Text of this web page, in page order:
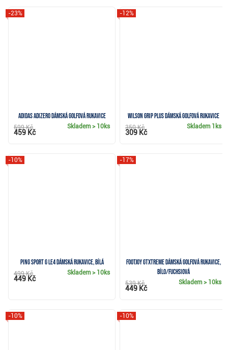
Adidas Adizero dámská golfová rukavice
-23%
Skladem> 10ks
599 Kč
459 Kč
Wilson Grip Plus dámská golfová rukavice
-12%
Skladem 1ks
350 Kč
309 Kč
PING Sport G Le4 dámská rukavice, bílá
-10%
Skladem> 10ks
499 Kč
449 Kč
FootJoy GTxtreme dámská golfová rukavice,
bílo/fuchsiová
-17%
Skladem> 10ks
539 Kč
449 Kč
-10% -10%